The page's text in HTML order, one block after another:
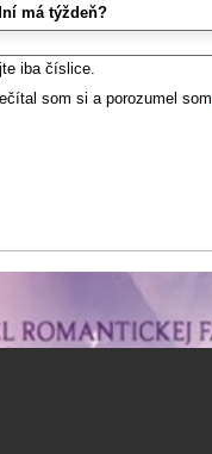
má týždeň?
iba číslice.
som si a porozumel som